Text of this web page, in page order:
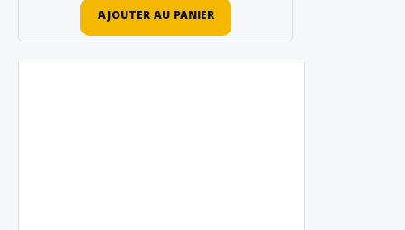
AJOUTER AU PANIER